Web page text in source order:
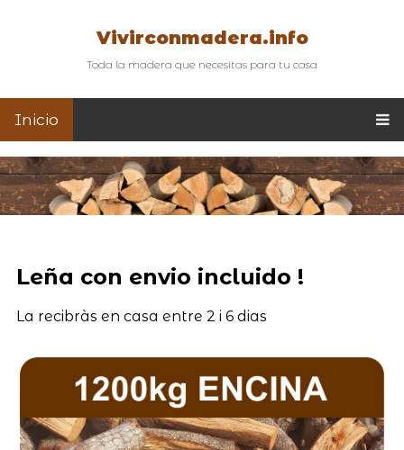
Vivirconmadera.info
Toda la madera que necesitas para tu casa
Inicio
Leña con envio incluido !
La recibràs en casa entre 2 i 6 dias